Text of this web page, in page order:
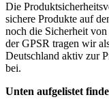
Die
sichere Produkte auf
noch die Sicherheit
der GPSR tragen wir
Deutschland aktiv zur
bei.
Unten aufgelistet